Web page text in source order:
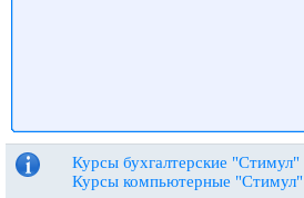
Курсы бухгалтерские "Стимул"
Курсы компьютерные "Стимул"